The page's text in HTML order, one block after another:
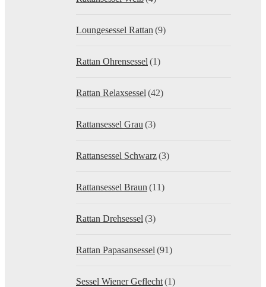
Loungesessel Rattan (9)
Rattan Ohrensessel (1)
Rattan Relaxsessel (42)
Rattansessel Grau (3)
Rattansessel Schwarz(3)
Rattansessel Braun (11)
Rattan Drehsessel (3)
Rattan Papasansessel (91)
Sessel Wiener Geflecht(1)